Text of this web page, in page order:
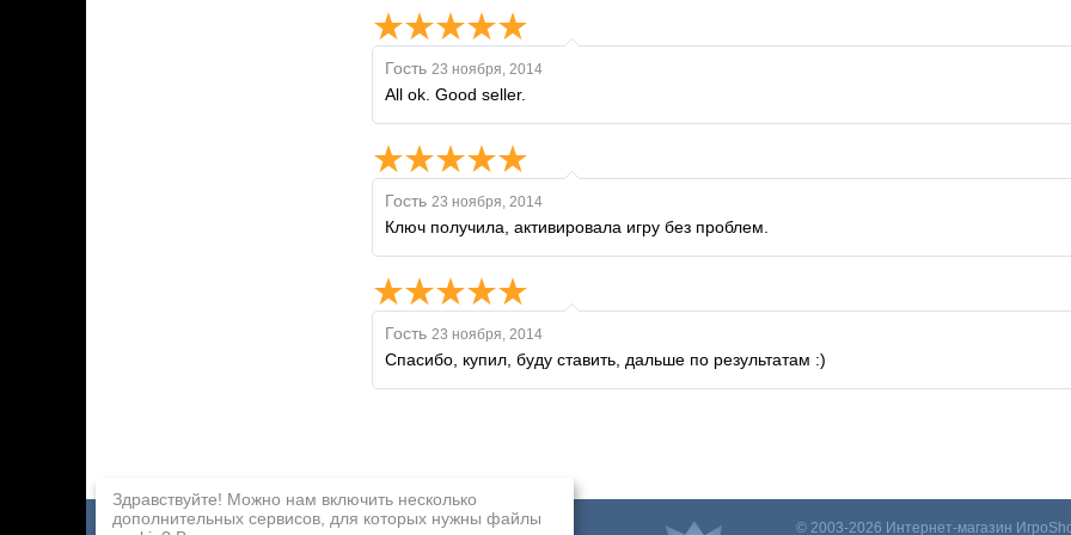
Гость 23 ноября, 2014
All ok. Good seller.
Гость 23 ноября, 2014
Ключ получила, активировала игру без проблем.
Гость 23 ноября, 2014
Спасибо, купил, буду ставить, дальше по результатам :)
© 2003-2026 Интернет-магазин
Здравствуйте! Можно нам включить несколько
дополнительных сервисов, для которых нужны файлы